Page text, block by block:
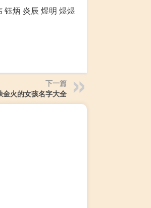
钰炳 炎辰 煜明 煜煜
下一篇
金火的女孩名字大全